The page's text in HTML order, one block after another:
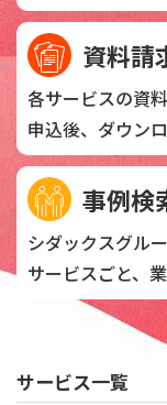
資料請
各サービスの資
申込後、 ダウン
事例検
シダックスグル
サービスごと、
サービス一覧